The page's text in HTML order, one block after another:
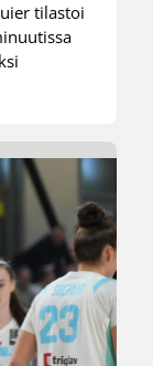
tilastoi